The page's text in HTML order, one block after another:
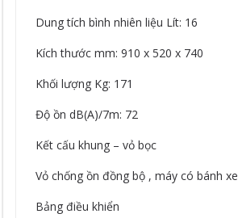
Dung tích bình nhiên liệu Lít: 16
Kích thước mm: 910 x 520 x 740
Khối lượng Kg: 171
Độ ồn dB(A)/7m: 72
Kết cấu khung – vỏ bọc
Vỏ chống ồn đồng bộ , máy có bánh xe
Bảng điều khiển